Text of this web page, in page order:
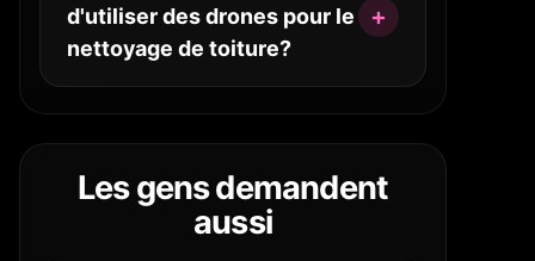
d'utiliser des drones pour le
nettoyage de toiture?
Les gens demandent
aussi